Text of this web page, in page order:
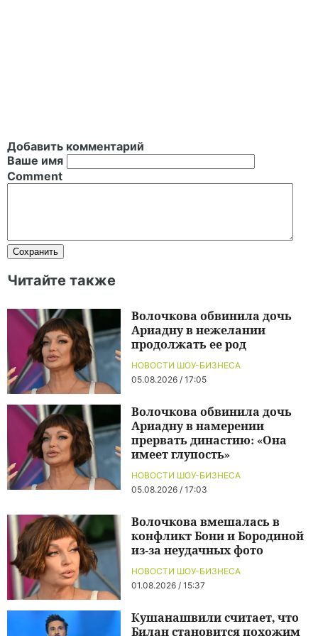
Добавить комментарий
Ваше имя
Comment
Читайте также
НОВОСТИ ШОУ-БИЗНЕСА
05.08.2026 / 17:05
Волочкова обвинила дочь
Ариадну в нежелании
продолжать ее род
НОВОСТИ ШОУ-БИЗНЕСА
05.08.2026 / 17:03
Волочкова обвинила дочь
Ариадну в намерении
прервать династию: «Она
имеет глупость»
НОВОСТИ ШОУ-БИЗНЕСА
01.08.2026 / 15:37
Волочкова вмешалась в
конфликт Бони и Бородиной
из-за неудачных фото
Кушанашвили считает, что
Билан становится похожим